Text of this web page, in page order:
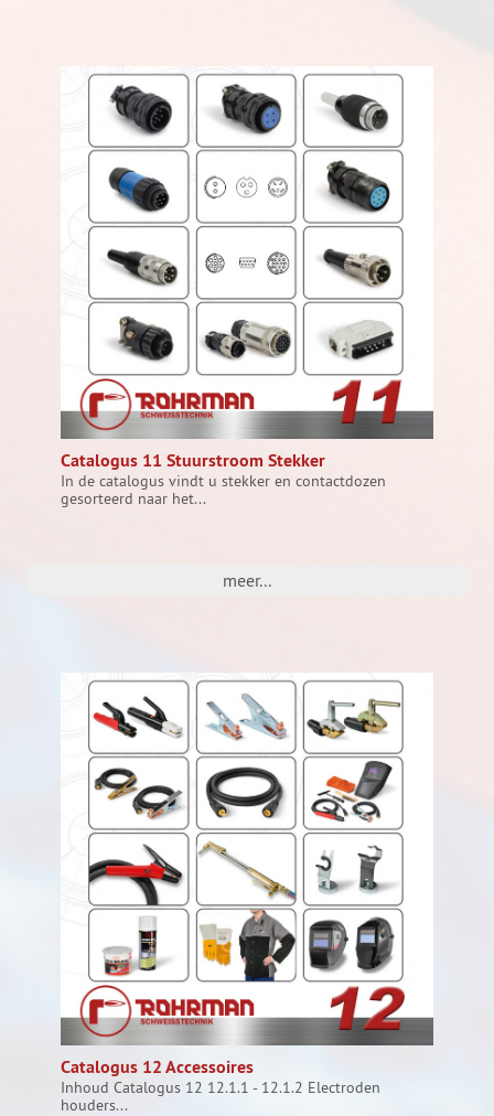
Catalogus 11 Stuurstroom Stekker
In de catalogus vindt u stekker en contactdozen
gesorteerd naar het...
meer...
Catalogus 12 Accessoires
Inhoud Catalogus 12 12.1.1 - 12.1.2 Electroden
houders...